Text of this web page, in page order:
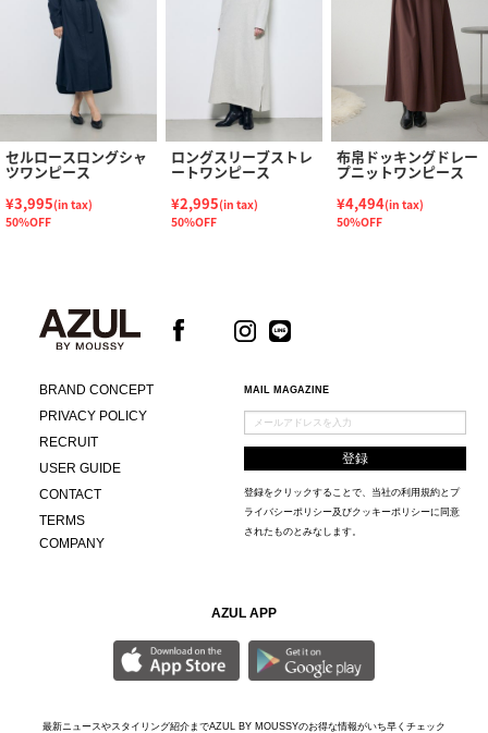
セルロースロングシャ
ツワンピース
¥3,995(in tax)
50%OFF
ロングスリーブストレ
ートワンピース
¥2,995(in tax)
50%OFF
布帛ドッキングドレー
プニットワンピース
¥4,494(in tax)
50%OFF
BRAND CONCEPT
PRIVACY POLICY
RECRUIT
USER GUIDE
CONTACT
TERMS
COMPANY
MAIL MAGAZINE
登録をクリックすることで、当社の利用規約とプ
ライバシーポリシー及びクッキーポリシーに同意
されたものとみなします。
AZUL APP
最新ニュースやスタイリング紹介までAZUL BY MOUSSYのお得な情報がいち早くチェック